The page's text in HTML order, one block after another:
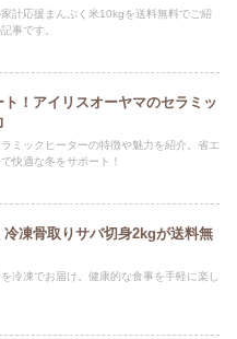
計応援まんぷく米10kgを送料無料でご紹
事です。
！アイリスオーヤマのセラミッ
ミックヒーターの特徴や魅力を紹介。省エ
快適な冬をサポート！
冷凍骨取りサバ切身2kgが送料無
冷凍でお届け。健康的な食事を手軽に楽し